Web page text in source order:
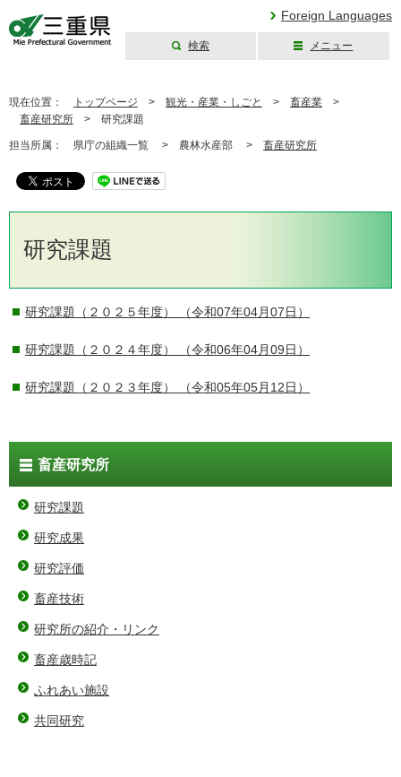
Foreign Languages
検索 メニュー
現在位置： トップページ > 観光・産業・しごと > 畜産業 >
畜産研究所 > 研究課題
担当所属： 県庁の組織一覧 > 農林水産部 > 畜産研究所
研究課題
研究課題（２０２５年度） （令和07年04月07日）
研究課題（２０２４年度） （令和06年04月09日）
研究課題（２０２３年度） （令和05年05月12日）
畜産研究所
研究課題
研究成果
研究評価
畜産技術
研究所の紹介・リンク
畜産歳時記
ふれあい施設
共同研究